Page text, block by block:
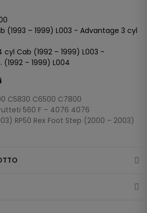
(1993 – 1999) L003 - Advantage 3 cyl
Cab (1992 – 1999) L003 -
(1992 – 1999) L004
C5830 C6500 C7800
560 F – 4076 4076
RP50 Rex Foot Step (2000 – 2003)